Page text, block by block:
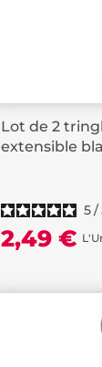
Lot de 2
extensible
5/
2,49 €